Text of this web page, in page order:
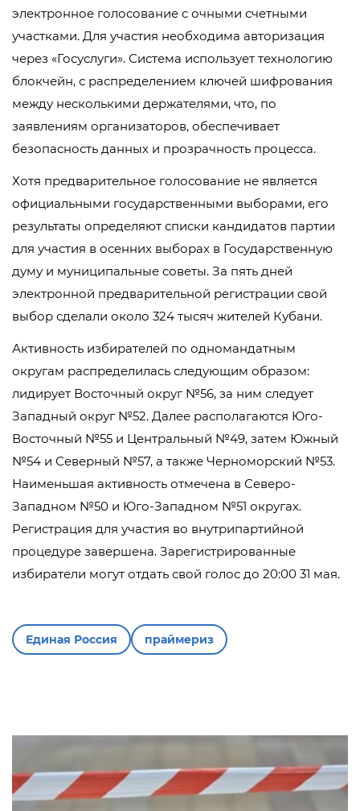
электронное голосование с очными счетными
участками. Для участия необходима авторизация
через «Госуслуги». Система использует технологию
блокчейн, с распределением ключей шифрования
между несколькими держателями, что, по
заявлениям организаторов, обеспечивает
безопасность данных и прозрачность процесса.
Хотя предварительное голосование не является
официальными государственными выборами, его
результаты определяют списки кандидатов партии
для участия в осенних выборах в Государственную
думу и муниципальные советы. За пять дней
электронной предварительной регистрации свой
выбор сделали около 324 тысяч жителей Кубани.
Активность избирателей по одномандатным
округам распределилась следующим образом:
лидирует Восточный округ №56, за ним следует
Западный округ №52. Далее располагаются Юго-
Восточный №55 и Центральный №49, затем Южный
№54 и Северный №57, а также Черноморский №53.
Наименьшая активность отмечена в Северо-
Западном №50 и Юго-Западном №51 округах.
Регистрация для участия во внутрипартийной
процедуре завершена. Зарегистрированные
избиратели могут отдать свой голос до 20:00 31 мая.
Единая Россия праймериз